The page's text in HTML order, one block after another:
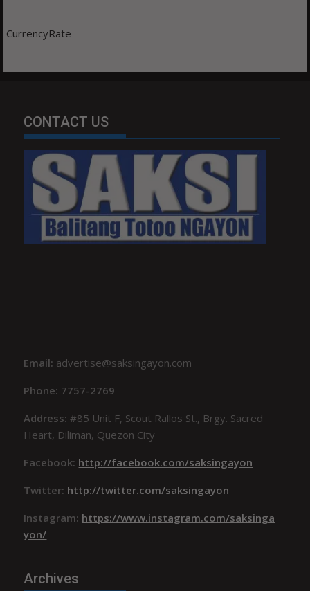
CurrencyRate
CONTACT US
Email: advertise@saksingayon.com
Phone: 7757-2769
Address:#85 Unit F, Scout Rallos St., Brgy. Sacred
Heart, Diliman, Quezon City
Facebook: http://facebook.com/saksingayon
Twitter: http://twitter.com/saksingayon
Instagram: https://www.instagram.com/saksinga
yon/
Archives